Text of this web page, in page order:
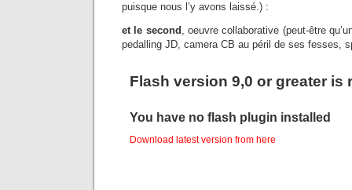
puisque nous l’y avons laissé.) :
et le second , oeuvre collaborative (peut-être
pedalling JD, camera CB au péril de ses fesses,
Flash version 9,0 or greater is
You have no flash plugin installed
Download latest version from here